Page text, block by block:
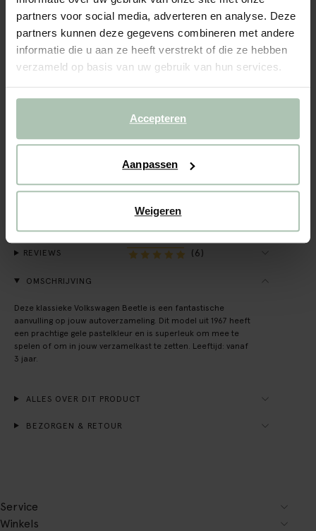
partners voor social media, adverteren en analyse. Deze
partners kunnen deze gegevens combineren met andere
informatie die u aan ze heeft verstrekt of die ze hebben
verzameld op basis van uw gebruik van hun services.
Accepteren
Aanpassen
Weigeren
Gekozen maat: Onesize
BEKIJK WINKELVOORRAAD
Gratis verzending naar winkel
Achteraf betalen
REVIEWS (6)
OMSCHRIJVING
Deze klassieke Volkswagen Beetle is een fantastische
aanvulling op jouw autoverzameling. Dit model uit 1967 heeft
een prachtige gele pastelkleur en is superleuk om mee te
spelen of om in jouw verzamelkast te zetten. Leeftijd: vanaf
3 jaar.
ALLES OVER DIT PRODUCT
BEZORGEN & RETOUR
Service
Winkels